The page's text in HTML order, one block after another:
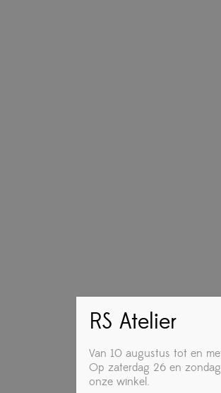
RS Atelier
Van 10 augustus tot en
Op zaterdag 26 en
onze winkel.